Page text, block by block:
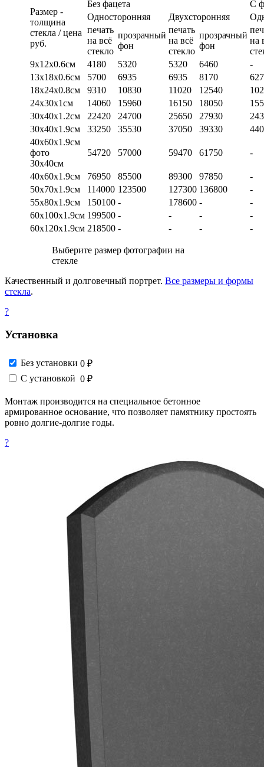
Размер -
толщина
стекла / цена
руб.
Без фацета
С
Односторонняя
Двухсторонняя
печать
на всё
стекло
прозрачный
фон
печать
на всё
стекло
прозрачный
фон
на
9х12х0.6см
4180 5320 5320 6460
-
13х18х0.6см
5700 6935 6935 8170
18х24х0.8см
9310 10830 11020 12540
24х30х1см
14060 15960 16150 18050
30х40х1.2см
22420 24700 25650 27930
30х40х1.9см
33250 35530 37050 39330
40х60х1.9см
фото
30х40см
54720 57000 59470 61750 -
40х60х1.9см 76950 85500 89300 97850
-
50х70х1.9см
114000 123500 127300 136800
-
55х80х1.9см
150100 - 178600 -
-
60х100х1.9см 199500 - - -
-
60х120х1.9см 218500 - - - -
Выберите размер фотографии на
стекле
Качественный и долговечный портрет. Все размеры и формы
стекла.
?
Установка
Без установки 0 ₽
С установкой 0 ₽
Монтаж производится на специальное бетонное
армированное основание, что позволяет памятнику простоять
ровно долгие-долгие годы.
?